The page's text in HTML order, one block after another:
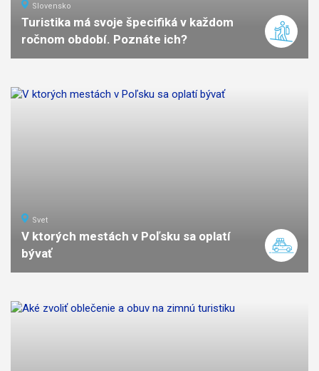
Slovensko
Turistika má svoje špecifiká v každom
ročnom období. Poznáte ich?
Svet
V ktorých mestách v Poľsku sa oplatí
bývať